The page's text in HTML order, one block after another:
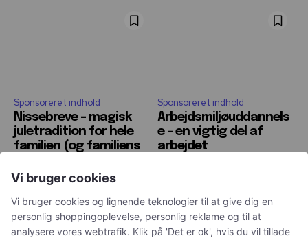
Sponsoreret indhold
Nissebreve – magisk
juletradition for hele
familien (og familiens
Sponsoreret indhold
Arbejdsmiljøuddannels
e – en vigtig del af
arbejdet
Vi bruger cookies
Vi bruger cookies og lignende teknologier til at give dig en
personlig shoppingoplevelse, personlig reklame og til at
analysere vores webtrafik. Klik på 'Det er ok', hvis du vil tillade